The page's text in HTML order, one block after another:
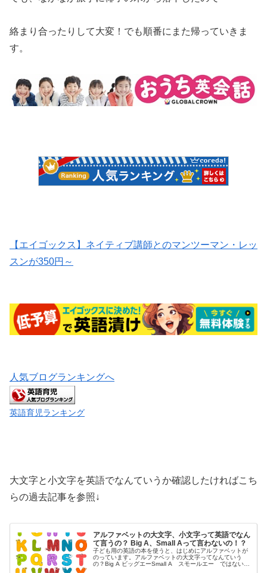
絡まり合ったりして大変！でも順番にまた帰っていきま
す。
【エイゴックス】ネイティブ講師とのマンツーマン・レッ
スンが350円～
人気ブログランキングへ
英語育児ランキング
大文字と小文字を英語でなんていうか確認したければこち
らの過去記事を参照↓
アルファベットの大文字、小文字って英語でなん
て言うの？ Big A、Small Aって言わないの！？
子ども用の英語の本を使うと、はじめにアルファベットが
のっています。アルファベットの大文字ってなんていう
の？Big A ビッグエーSmall A スモールエー ではないの